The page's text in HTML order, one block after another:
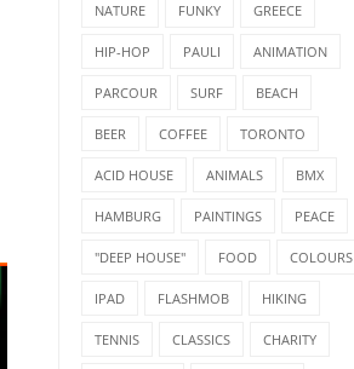
NATURE FUNKY GREECE
HIP-HOP PAULI ANIMATION
PARCOUR SURF BEACH
BEER COFFEE TORONTO
ACID HOUSE ANIMALS BMX
HAMBURG PAINTINGS PEACE
"DEEP HOUSE" FOOD COLOURS
IPAD FLASHMOB HIKING
TENNIS CLASSICS CHARITY